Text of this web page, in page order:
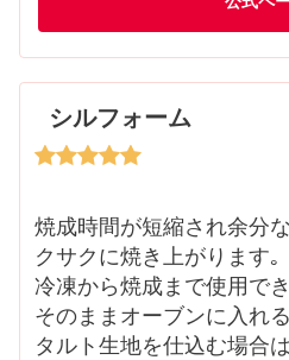
シルフォーム
焼成時間が短縮され余分
クサクに焼き上がります｡
冷凍から焼成まで使用で
そのままオーブンに入れ
タルト生地を仕込む場合